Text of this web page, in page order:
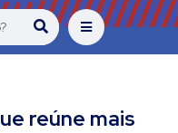
reúne mais